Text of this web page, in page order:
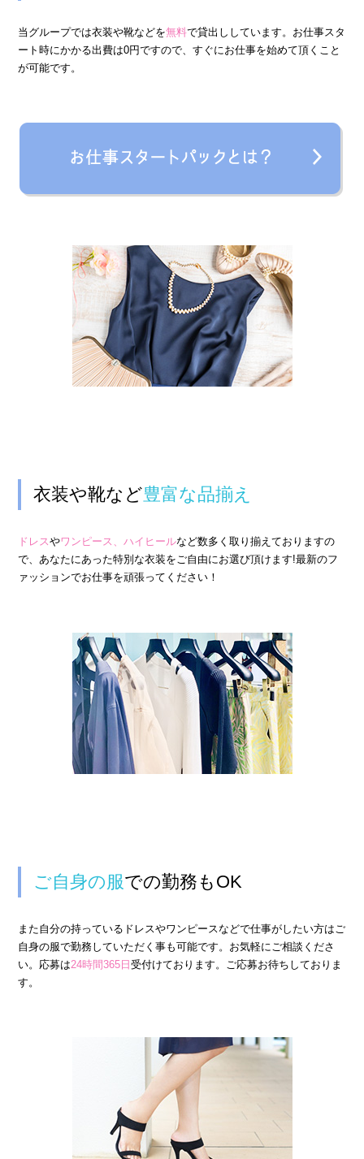
› お給料日払い 即日払いOK!
› 人事部について
› 個人ロッカーキレイな更衣室完備
› ニュース・トピックス
› 先輩たちの声
› 30歳からのママワーク
› 用語集
› カンタン♪LINE面接
› 卒業生の声
› 働く女性の「お給料明細」公開中
› オンラインヴィヴィッド
当グループでは衣装や靴などを無料で貸出ししています。お仕事スタ
ート時にかかる出費は0円ですので、すぐにお仕事を始めて頂くこと
が可能です。
衣装や靴など豊富な品揃え
ドレスやワンピース、ハイヒールなど数多く取り揃えておりますの
で、あなたにあった特別な衣装をご自由にお選び頂けます!最新のフ
ァッションでお仕事を頑張ってください！
ご自身の服での勤務もOK
また自分の持っているドレスやワンピースなどで仕事がしたい方はご
自身の服で勤務していただく事も可能です。お気軽にご相談くださ
い。応募は24時間365日受付けております。ご応募お待ちしておりま
す。